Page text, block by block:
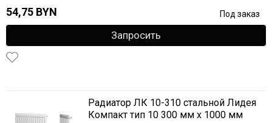
54,75 BYN Под заказ
Запросить
Радиатор ЛК 10-310 стальной Лидея
Компакт тип 10 300 мм х 1000 мм